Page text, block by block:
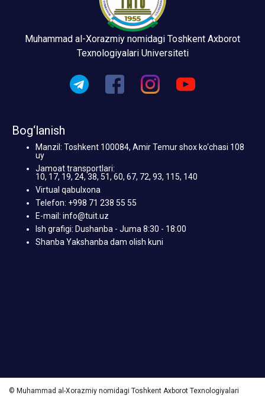
Muhammad al-Xorazmiy nomidagi Toshkent Axborot
Texnologiyalari Universiteti
Bog‘lanish
Manzil: Toshkent 100084, Amir Temur shox ko‘chasi 108
uy
Jamoat transportlari:
10, 17, 19, 24, 38, 51, 60, 67, 72, 93, 115, 140
Virtual qabulxona
Telefon: +998 71 238 55 55
E-mail: info@tuit.uz
Ish grafigi: Dushanba - Juma 8:30 - 18:00
Shanba Yakshanba dam olish kuni
© Muhammad al-Xorazmiy nomidagi Toshkent Axborot Texnologiyalari